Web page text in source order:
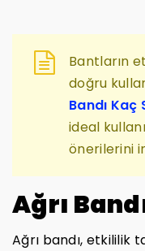
Bantların
doğru
Bandı Kaç
ideal
önerilerini
Ağrı
Ağrı bandı, etkililik